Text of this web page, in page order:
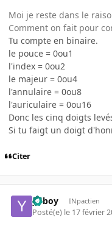
Moi je reste dans le
Comment on fait pour
Tu compte en binaire.
le pouce = 0ou1
l'index = 0ou2
le majeur = 0ou4
l'annulaire = 0ou8
l'auriculaire = 0ou16
Donc les cinq doigts
Si tu faigt un doigt
Citer
yoboy INpactien
Posté(e) le 17 février